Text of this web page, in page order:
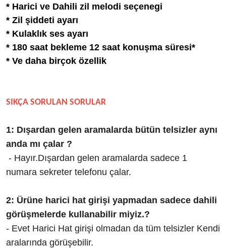
* Harici ve Dahili zil melodi seçenegi
* Zil şiddeti ayarı
* Kulaklık ses ayarı
* 180 saat bekleme 12 saat konuşma süresi*
* Ve daha birçok özellik
SIKÇA SORULAN SORULAR
1: Dışardan gelen aramalarda bütün telsizler aynı
anda mı çalar ?
- Hayır.Dışardan gelen aramalarda sadece 1
numara sekreter telefonu çalar.
2: Ürüne harici hat girişi yapmadan sadece dahili
görüşmelerde kullanabilir miyiz.?
- Evet Harici Hat girişi olmadan da tüm telsizler Kendi
aralarında görüşebilir.